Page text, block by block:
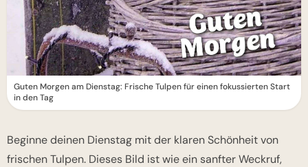
Guten Morgen am Dienstag: Frische Tulpen für einen fokussierten Start
in den Tag
Beginne deinen Dienstag mit der klaren Schönheit von
frischen Tulpen. Dieses Bild ist wie ein sanfter Weckruf,